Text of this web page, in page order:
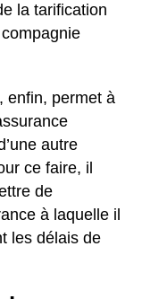
la tarification
enfin, permet à
autre
ce faire, il
de
à laquelle il
les délais de